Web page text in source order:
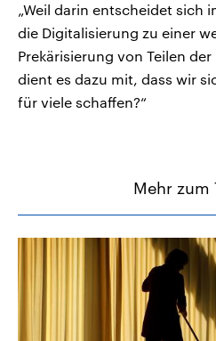
„Weil darin entscheidet sich
die Digitalisierung zu einer
Prekärisierung von Teilen
dient es dazu mit, dass wir
für viele schaffen?“
Mehr zum